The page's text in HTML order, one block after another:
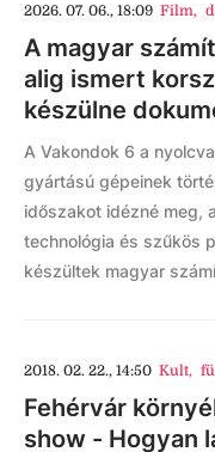
2026. 07. 06., 18:09 Film,
A magyar
alig ismert
készülne
A Vakondok 6 a
gyártású gépeinek
időszakot idézné meg,
technológia és szűkös
készültek magyar
2018. 02. 22., 14:50 Kult,
Fehérvár
show - Hogyan